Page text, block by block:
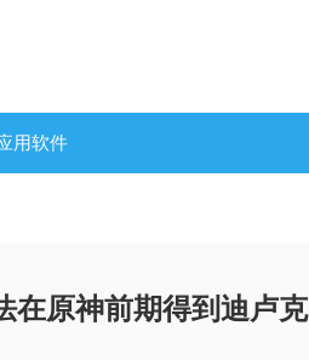
用软件
在原神前期得到迪卢克